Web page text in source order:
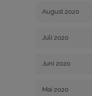
August 2020
Juli 2020
Juni 2020
Mai 2020